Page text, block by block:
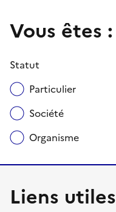
Vous êtes :
Statut
Particulier
Société
Organisme
Liens utiles